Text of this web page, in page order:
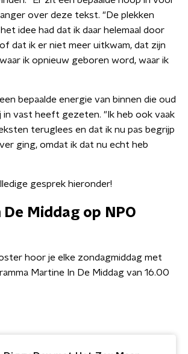
over deze tekst. "De plekken
idee had dat ik daar helemaal door
dat ik er niet meer uitkwam, dat zijn
ik opnieuw geboren word, waar ik
bepaalde energie van binnen die oud
in vast heeft gezeten. "Ik heb ook vaak
teruglees en dat ik nu pas begrijp
ging, omdat ik dat nu echt heb
gesprek hieronder!
De Middag op NPO
hoor je elke zondagmiddag met
Martine In De Middag van 16.00